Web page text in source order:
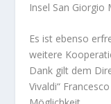
Insel San Giorgio
Es ist ebenso
weitere
Dank gilt dem
Vivaldi“